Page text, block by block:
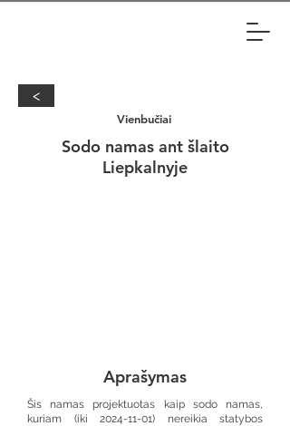
<
Vienbučiai
Sodo namas ant šlaito
Liepkalnyje
Aprašymas
Šis namas projektuotas kaip sodo namas,
kuriam (iki 2024-11-01) nereikia statybos